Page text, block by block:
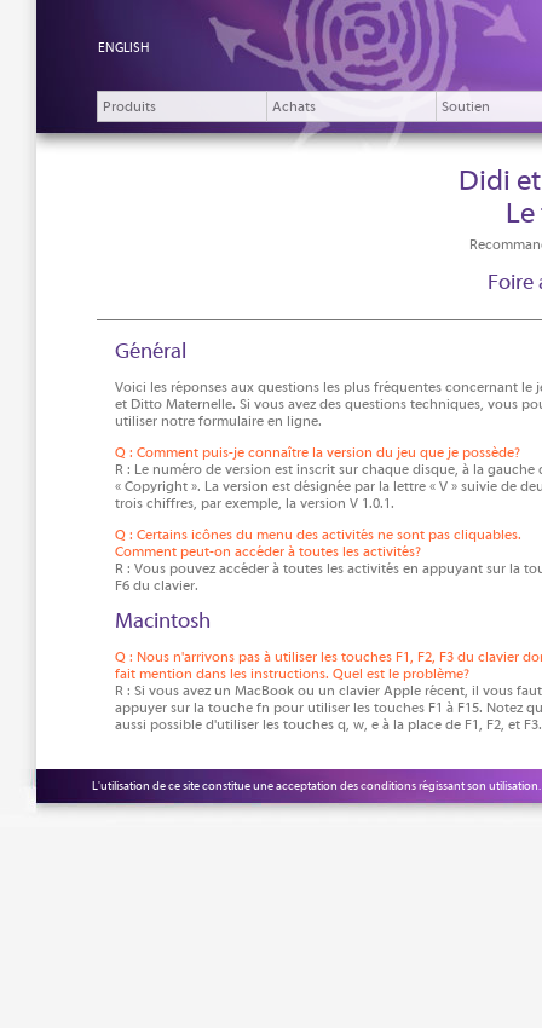
ENGLISH
Produits Achats Soutien
Didi
Foire
Général
Voici les réponses aux questions les plus fréquentes concernant le
et Ditto Maternelle. Si vous avez des questions techniques, vous
utiliser notre formulaire en ligne.
Q : Comment puis-je connaître la version du jeu que je possède?
R : Le numéro de version est inscrit sur chaque disque, à la gauche
« Copyright ». La version est désignée par la lettre « V » suivie de
trois chiffres, par exemple, la version V 1.0.1.
Q : Certains icônes du menu des activités ne sont pas cliquables.
Comment peut-on accéder à toutes les activités?
R : Vous pouvez accéder à toutes les activités en appuyant sur la
F6 du clavier.
Macintosh
Q : Nous n'arrivons pas à utiliser les touches F1, F2, F3 du clavier
fait mention dans les instructions. Quel est le problème?
R : Si vous avez un MacBook ou un clavier Apple récent, il vous faut
appuyer sur la touche fn pour utiliser les touches F1 à F15. Notez
aussi possible d'utiliser les touches q, w, e à la place de F1, F2, et F3.
L'utilisation de ce site constitue une acceptation desconditions régissant son utilisation